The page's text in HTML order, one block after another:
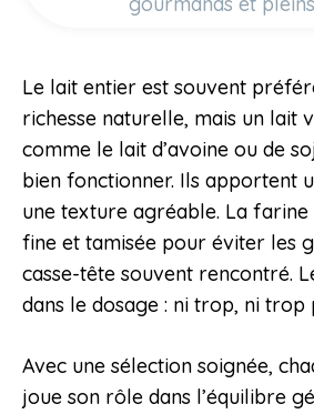
Le lait entier est souvent
richesse naturelle, mais un lait
comme le lait d’avoine ou de
bien fonctionner. Ils apportent
une texture agréable. La
fine et tamisée pour éviter les
casse-tête souvent rencontré.
dans le dosage : ni trop, ni trop
Avec une sélection soignée,
joue son rôle dans l’équilibre